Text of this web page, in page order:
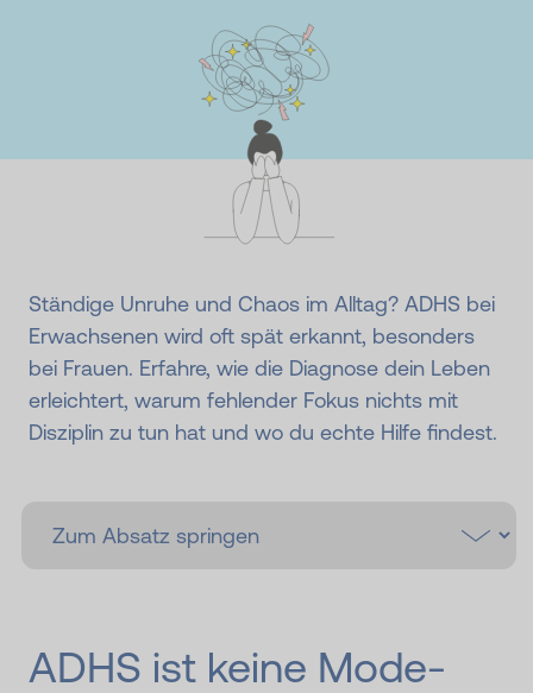
Ständige Unruhe und Chaos im Alltag? ADHS bei
Erwachsenen wird oft spät erkannt, besonders
bei Frauen. Erfahre, wie die Diagnose dein Leben
erleichtert, warum fehlender Fokus nichts mit
Disziplin zu tun hat und wo du echte Hilfe findest.
ADHS ist keine Mode­